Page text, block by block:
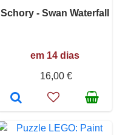
Schory - Swan Waterfall
em 14 dias
16,00 €